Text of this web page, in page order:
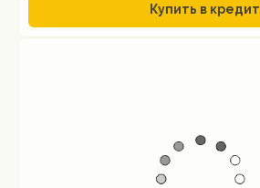
Купить в кредит